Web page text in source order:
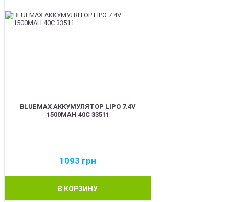
BLUEMAX АККУМУЛЯТОР LIPO 7.4V
1500MAH 40C 33511
1093 грн
В КОРЗИНУ